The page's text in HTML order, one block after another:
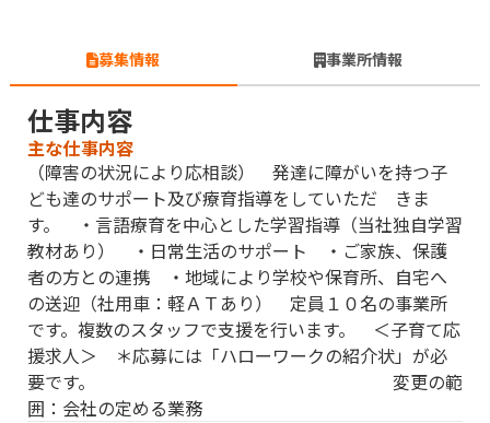
募集情報 事業所情報
仕事内容
主な仕事内容
（障害の状況により応相談） 発達に障がいを持つ子
ども達のサポート及び療育指導をしていただ きま
す。 ・言語療育を中心とした学習指導（当社独自学習
教材あり） ・日常生活のサポート ・ご家族、保護
者の方との連携 ・地域により学校や保育所、自宅へ
の送迎（社用車：軽ＡＴあり） 定員１０名の事業所
です。複数のスタッフで支援を行います。 ＜子育て応
援求人＞ ＊応募には「ハローワークの紹介状」が必
要です。 変更の範
囲：会社の定める業務